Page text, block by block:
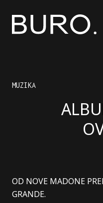
MUZIKA
OD NOVE MADONE
GRANDE.